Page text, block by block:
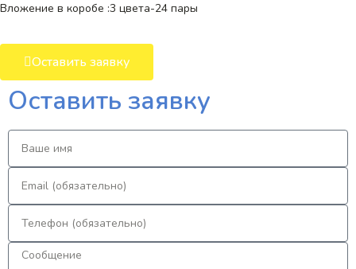
Вложение в коробе :3 цвета-24 пары
Оставить заявку
Оставить заявку